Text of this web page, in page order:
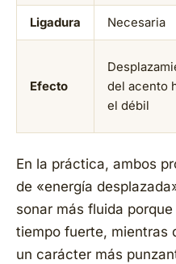
Ligadura Necesaria
Efecto
del acento
el débil
En la práctica, ambos
de «energía
sonar más fluida
tiempo fuerte, mientras
un carácter más